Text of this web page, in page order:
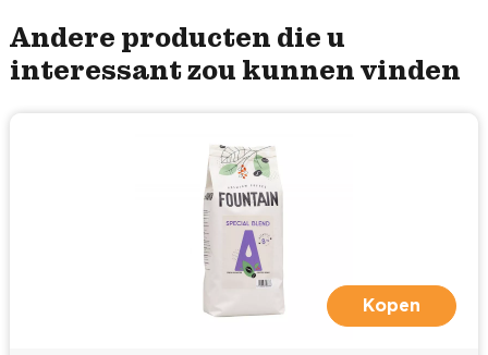
Andere producten die u
interessant zou kunnen vinden
Kopen